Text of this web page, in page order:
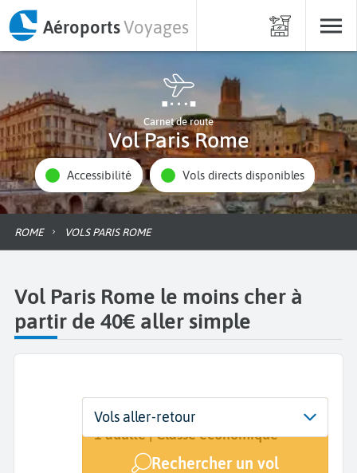
AéroportsVoyages
Carnet de route
Vol Paris Rome
Accessibilité Vols directs disponibles
ROME VOLS PARIS ROME
Vol Paris Rome le moins cher à
partir de 40€ aller simple
Départ
Paris (PAR)
Dates
Dates de votre voyage
Voyageurs | Classe
1 adulte | Classe économique
Rechercher un vol
Vols aller-retour